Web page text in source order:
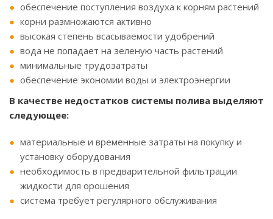
обеспечение поступления воздуха к корням растений
корни размножаются активно
высокая степень всасываемости удобрений
вода не попадает на зеленую часть растений
минимальные трудозатраты
обеспечение экономии воды и электроэнергии
В качестве недостатков системы полива выделяют
следующее:
материальные и временные затраты на покупку и
установку оборудования
необходимость в предварительной фильтрации
жидкости для орошения
система требует регулярного обслуживания